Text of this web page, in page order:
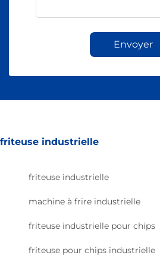
Envoyer
friteuse industrielle
friteuse industrielle
machine à frire industrielle
friteuse industrielle pour chips
friteuse pour chips industrielle